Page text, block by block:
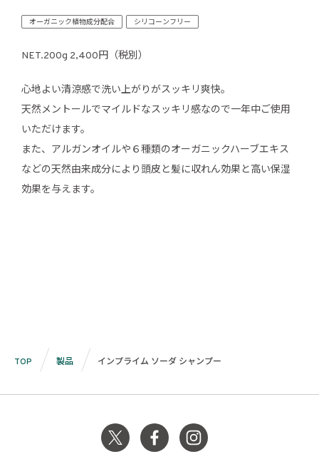
オーガニック植物成分配合 シリコーンフリー
NET.200g 2,400円（税別）
心地よい清涼感で洗い上がりがスッキリ爽快。
天然メントールでマイルドなスッキリ感なので一年中ご使用
いただけます。
また、アルガンオイルや６種類のオーガニックハーブエキス
などの天然由来成分により頭皮と髪に収れん効果と高い保湿
効果を与えます。
TOP 製品 インプライム ソーダ シャンプー